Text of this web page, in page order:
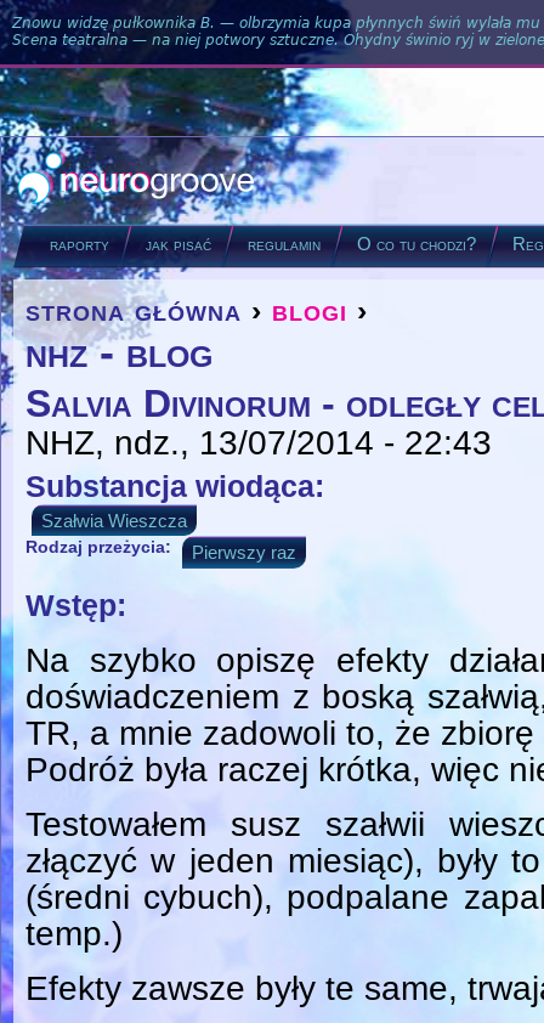
Znowu widzę pułkownika B. — olbrzymia kupa płynnych świń wylała
Scena teatralna — na niej potwory sztuczne. Ohydny świnio ryj w
raporty jak pisać regulamin O co tu chodzi?
you are here
strona główna › blogi ›
nhz - blog
Salvia Divinorum - odległy
NHZ, ndz., 13/07/2014 - 22:43
Substancja wiodąca:
Szałwia Wieszcza
Rodzaj przeżycia: Pierwszy raz
Wstęp:
Na szybko opiszę efekty
doświadczeniem z boską
TR, a mnie zadowoli to, że zbiorę
Podróż była raczej krótka, więc
Testowałem susz szałwii
złączyć w jeden miesiąc), były
(średni cybuch), podpalane
temp.)
Efekty zawsze były te same,